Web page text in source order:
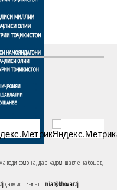
сомона, дар кадом шакле набошад,
ҳатмист. E-mail: niat@khovar.tj